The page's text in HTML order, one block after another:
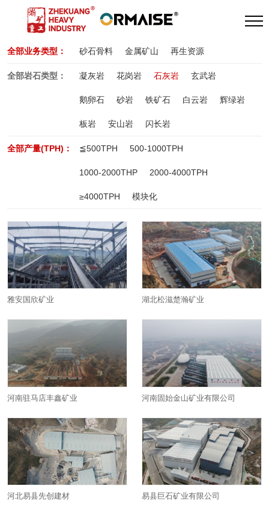
全部业务类型： 砂石骨料 金属矿山 再生资源
全部岩石类型： 凝灰岩 花岗岩 石灰岩 玄武岩
鹅卵石 砂岩 铁矿石 白云岩 辉绿岩
板岩 安山岩 闪长岩
全部产量(TPH)： ≦500TPH 500-1000TPH
1000-2000THP 2000-4000TPH
≥4000TPH 模块化
雅安国欣矿业 湖北松滋楚瀚矿业
河南驻马店丰鑫矿业 河南固始金山矿业有限公司
河北易县先创建材 易县巨石矿业有限公司